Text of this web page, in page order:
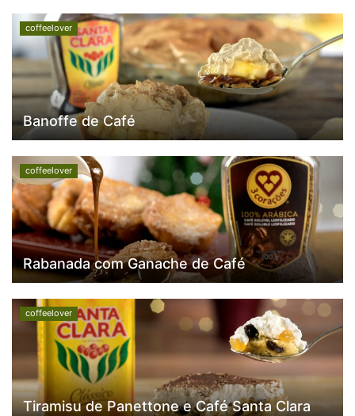
coffeelover
Banoffe de Café
coffeelover
Rabanada com Ganache de Café
coffeelover
Tiramisu de Panettone e Café Santa Clara